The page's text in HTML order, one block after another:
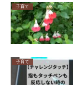
子育て
子育て